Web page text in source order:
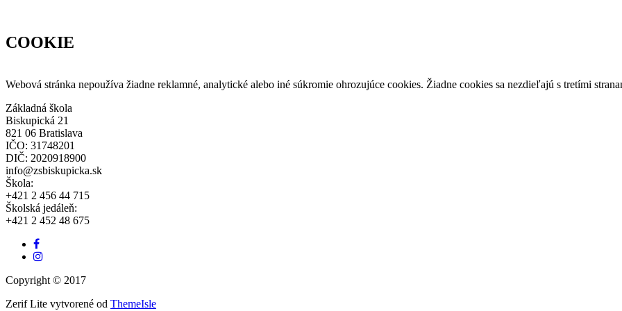
COOKIE
Webová stránka nepoužíva žiadne reklamné, analytické alebo iné súkromie ohrozujúce cookies. Žiadne cookies sa nezdieľajú s tretími
Základná škola
Biskupická 21
821 06 Bratislava
IČO: 31748201
DIČ: 2020918900
info@zsbiskupicka.sk
Škola:
+421 2 456 44 715
Školská jedáleň:
+421 2 452 48 675
Facebook
odkaz
Instagram
Copyright © 2017
Zerif Lite vytvorené od ThemeIsle